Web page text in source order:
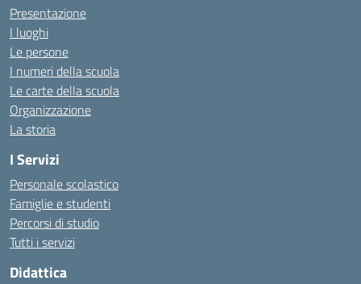
Presentazione
I luoghi
Le persone
I numeri della scuola
Le carte della scuola
Organizzazione
La storia
I Servizi
Personale scolastico
Famiglie e studenti
Percorsi di studio
Tutti i servizi
Didattica